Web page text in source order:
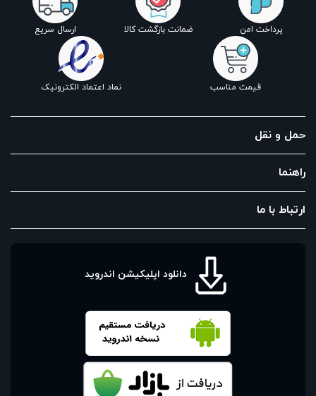
پرداخت امن ضمانت بازگشت کالا ارسال سریع
قیمت مناسب نماد اعتماد الکترونیک
حمل و نقل
راهنما
ارتباط با ما
دانلود اپلیکیشن اندروید